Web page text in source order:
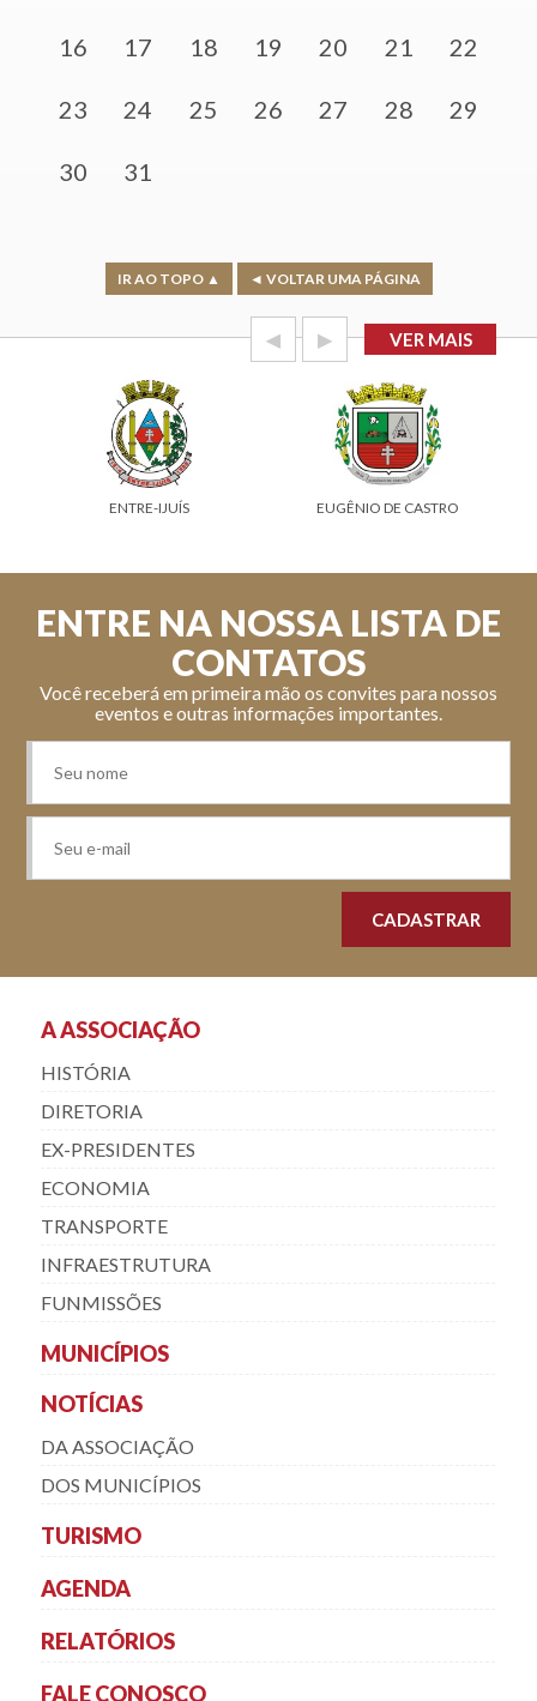
16 17 18 19 20 21 22
23 24 25 26 27 28 29
30 31
IR AO TOPO ▲ ◄ VOLTAR UMA PÁGINA
◀ ▶ VER MAIS
ENTRE-IJUÍS EUGÊNIO DE CASTRO
A ASSOCIAÇÃO
HISTÓRIA
DIRETORIA
EX-PRESIDENTES
ECONOMIA
TRANSPORTE
INFRAESTRUTURA
FUNMISSÕES
MUNICÍPIOS
NOTÍCIAS
DA ASSOCIAÇÃO
DOS MUNICÍPIOS
TURISMO
AGENDA
RELATÓRIOS
FALE CONOSCO
ENTRE NA NOSSA LISTA DE
CONTATOS
Você receberá em primeira mão os convites para nossos
eventos e outras informações importantes.